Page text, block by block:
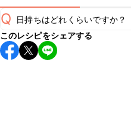
Q 日持ちはどれくらいですか？
こちらのレシピは出来たてを
すすめします。
このレシピをシェアする